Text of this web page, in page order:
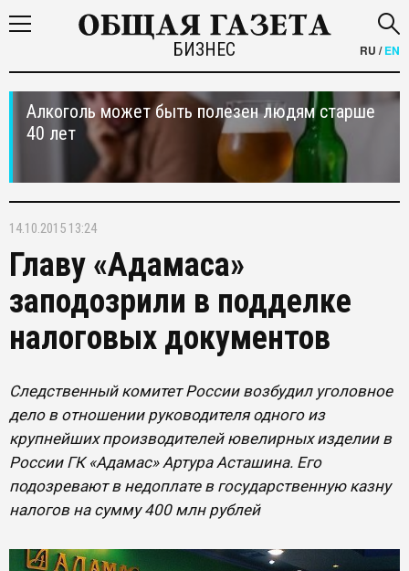
БИЗНЕС RU /EN
Алкоголь может быть полезен людям старше
40 лет
14.10.2015 13:24
Главу «Адамаса»
заподозрили в подделке
налоговых документов
Следственный комитет России возбудил уголовное
дело в отношении руководителя одного из
крупнейших производителей ювелирных изделии в
России ГК «Адамас» Артура Асташина. Его
подозревают в недоплате в государственную казну
налогов на сумму 400 млн рублей